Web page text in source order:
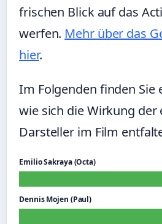
frischen Blick auf das
werfen. Mehr über das
hier.
Im Folgenden finden Sie
wie sich die Wirkung der
Darsteller im Film
Emilio Sakraya (Octa)
Dennis Mojen (Paul)